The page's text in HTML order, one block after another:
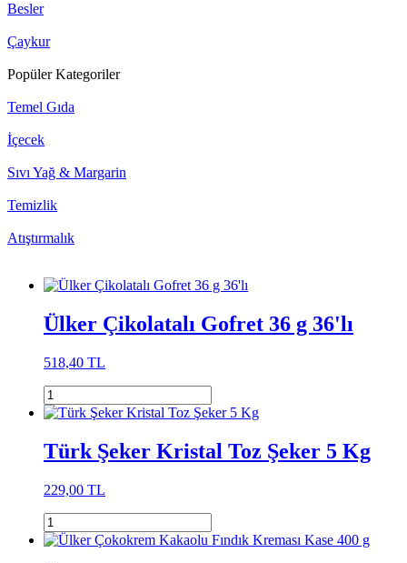
Besler
Çaykur
Popüler Kategoriler
Temel Gıda
İçecek
Sıvı Yağ & Margarin
Temizlik
Atıştırmalık
Ülker Çikolatalı Gofret 36 g 36'lı
518,40 TL
Türk Şeker Kristal Toz Şeker 5 Kg
229,00 TL